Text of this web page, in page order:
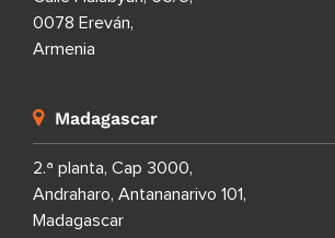
0078 Ereván,
Armenia
Madagascar
2.ª planta, Cap 3000,
Andraharo, Antananarivo 101,
Madagascar